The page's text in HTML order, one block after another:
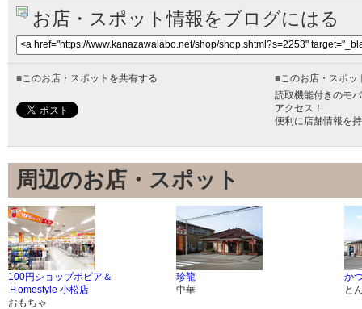
お店・スポット情報をブログにはる
■ このお店・スポットを共有する ■ このお店・スポ
読取機能付きのモ
アクセス！
便利に店舗情報を
周辺のお店・スポット
100円ショップポピア＆
Ｈomestyle 小松店
おもちゃ
珍龍
中華
か
と